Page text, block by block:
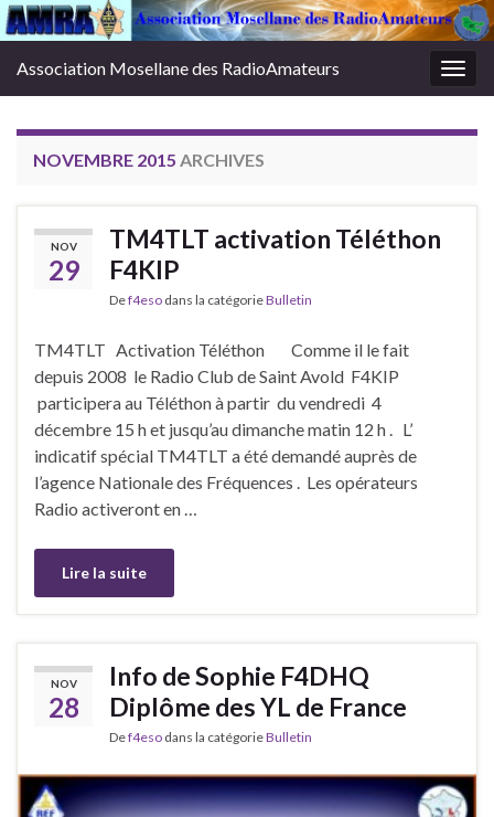
Association Mosellane des RadioAmateurs
NOVEMBRE 2015 ARCHIVES
NOV
29
TM4TLT activation Téléthon
F4KIP
Def4eso dans la catégorieBulletin
TM4TLT Activation Téléthon Comme il le fait
depuis 2008 le Radio Club de Saint Avold F4KIP
participera au Téléthon à partir du vendredi 4
décembre 15 h et jusqu’au dimanche matin 12 h . L’
indicatif spécial TM4TLT a été demandé auprès de
l’agence Nationale des Fréquences . Les opérateurs
Radio activeront en …
Lire la suite
NOV
28
Info de Sophie F4DHQ
Diplôme des YL de France
Def4eso dans la catégorieBulletin